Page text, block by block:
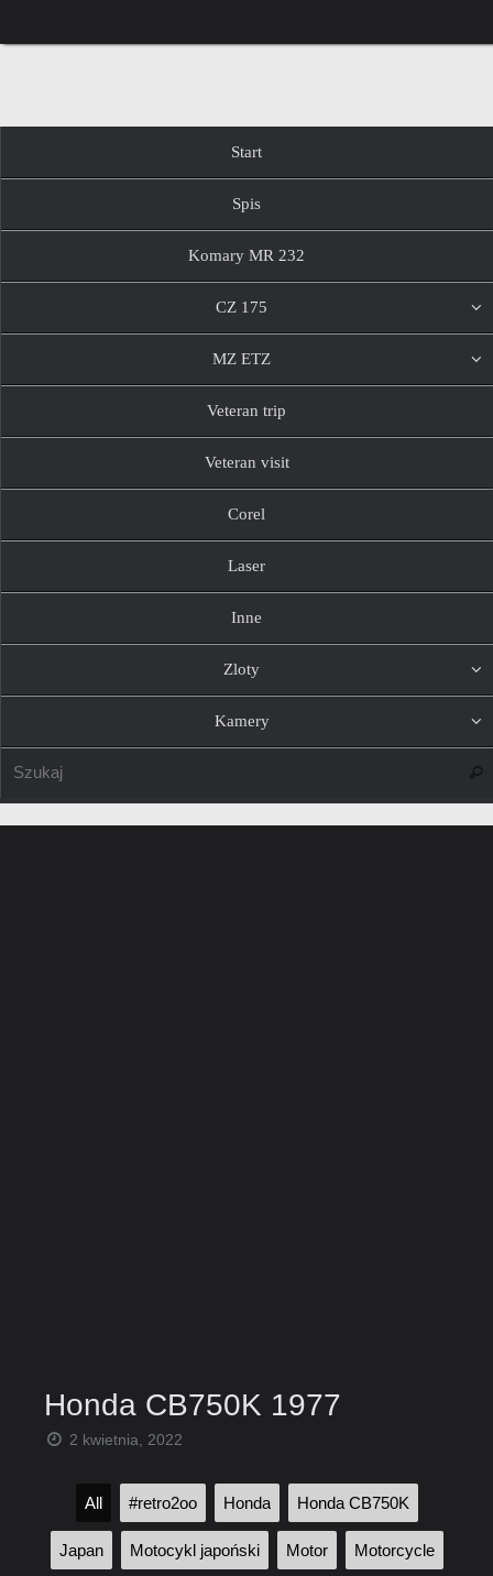
do
treści
Start
Spis
Komary MR 232
CZ 175
MZ ETZ
Veteran trip
Veteran visit
Corel
Laser
Inne
Zloty
Kamery
Honda CB750K 1977
2 kwietnia, 2022
All #retro2oo Honda Honda CB750K
Japan Motocykl japoński Motor Motorcycle